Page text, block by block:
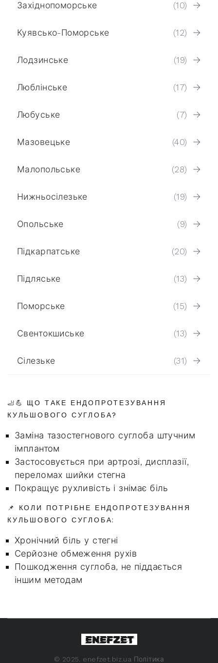
Західнопоморське (10)
Куявсько-Поморське (12)
Лодзинське (19)
Люблінське (17)
Любуське (7)
Мазовецьке (40)
Малопольське (28)
Нижньосілезьке (19)
Опольське (9)
Підкарпатське (20)
Підляське (13)
Поморське (15)
Свентокшиське (13)
Сілезьке (31)
🦶💪 ЩО ТАКЕ ЕНДОПРОТЕЗУВАННЯ
КУЛЬШОВОГО СУГЛОБА?
Заміна тазостегнового суглоба штучним
імплантом
Застосовується при артрозі, дисплазії,
переломах шийки стегна
Покращує рухливість і знімає біль
📌 КОЛИ ПОТРІБНЕ ЕНДОПРОТЕЗУВАННЯ
КУЛЬШОВОГО СУГЛОБА:
Хронічний біль у стегні
Серйозне обмеження рухів
Пошкодження суглоба, не піддається
іншим методам
© 2025. enefzet.biz.ua Політика